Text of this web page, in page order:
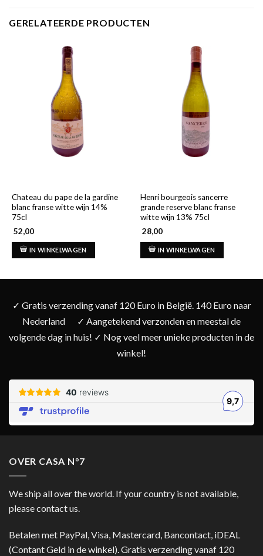
GERELATEERDE PRODUCTEN
Chateau du pape de la gardine
blanc franse witte wijn 14%
75cl
52,00
IN WINKELWAGEN
Henri bourgeois sancerre
grande reserve blanc franse
witte wijn 13% 75cl
28,00
IN WINKELWAGEN
✓ Gratis verzending vanaf 120 Euro in België. 140 Euro naar
Nederland
✓ Aangetekend verzonden en meestal de
volgende dag in huis! ✓ Nog veel meer unieke producten in de
winkel!
OVER CASA N°7
We ship all over the world. If your country is not available,
please contact us.
Betalen met PayPal, Visa, Mastercard, Bancontact, iDEAL
(Contant Geld in de winkel). Gratis verzending vanaf 120